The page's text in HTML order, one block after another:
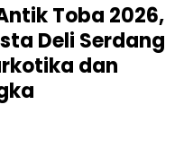
Toba 2026,
Deli Serdang
dan